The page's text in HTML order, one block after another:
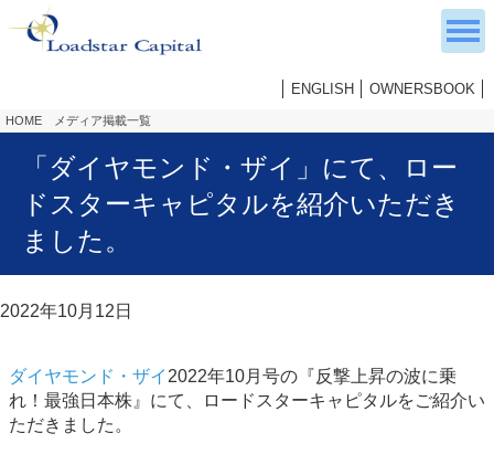
ENGLISH OWNERSBOOK
HOME メディア掲載一覧
「ダイヤモンド・ザイ」にて、ロー
ドスターキャピタルを紹介いただき
ました。
2022年10月12日
ダイヤモンド・ザイ 2022年10月号の『反撃上昇の波に乗
れ！最強日本株』にて、ロードスターキャピタルをご紹介い
ただきました。